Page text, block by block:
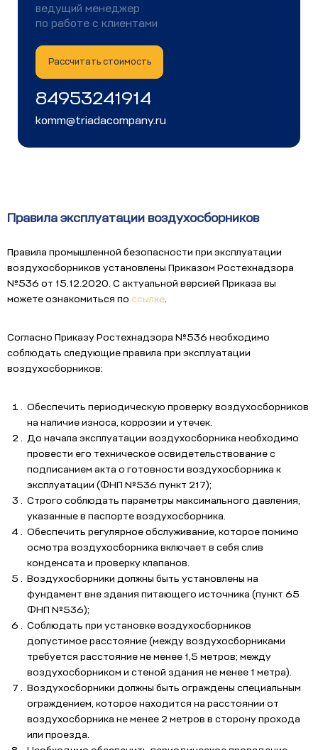
ведущий менеджер
по работе с клиентами
Рассчитать стоимость
84953241914
komm@triadacompany.ru
Правила эксплуатации воздухосборников
Правила промышленной безопасности при эксплуатации
воздухосборников установлены Приказом Ростехнадзора
№536 от 15.12.2020. С актуальной версией Приказа вы
можете ознакомиться по ссылке.
Согласно Приказу Ростехнадзора №536 необходимо
соблюдать следующие правила при эксплуатации
воздухосборников:
Обеспечить периодическую проверку воздухосборников
на наличие износа, коррозии и утечек.
До начала эксплуатации воздухосборника необходимо
провести его техническое освидетельствование с
подписанием акта о готовности воздухосборника к
эксплуатации (ФНП №536 пункт 217);
Строго соблюдать параметры максимального давления,
указанные в паспорте воздухосборника.
Обеспечить регулярное обслуживание, которое помимо
осмотра воздухосборника включает в себя слив
конденсата и проверку клапанов.
Воздухосборники должны быть установлены на
фундамент вне здания питающего источника (пункт 65
ФНП №536);
Соблюдать при установке воздухосборников
допустимое расстояние (между воздухосборниками
требуется расстояние не менее 1,5 метров; между
воздухосборником и стеной здания не менее 1 метра).
Воздухосборники должны быть ограждены специальным
ограждением, которое находится на расстоянии от
воздухосборника не менее 2 метров в сторону прохода
или проезда.